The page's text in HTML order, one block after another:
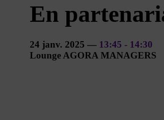
En
24 janv. 2025 — 13:45 - 14:30
Lounge AGORA MANAGERS